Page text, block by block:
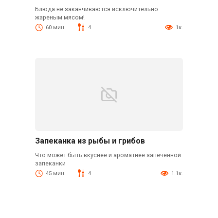
Блюда не заканчиваются исключительно
жареным мясом!
60 мин. 4 1к.
Запеканка из рыбы и грибов
Что может быть вкуснее и ароматнее запеченной
запеканки
45 мин. 4 1.1к.